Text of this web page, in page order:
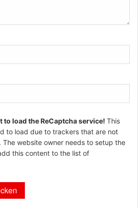
to load the ReCaptcha service! This
to load due to trackers that are not
website owner needs to setup the
this content to the list of